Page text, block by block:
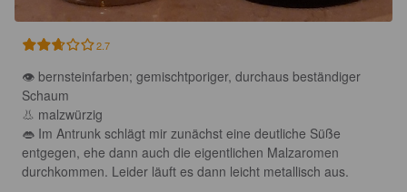
2.7
👁 bernsteinfarben; gemischtporiger, durchaus beständiger
Schaum
👃 malzwürzig
👄 Im Antrunk schlägt mir zunächst eine deutliche Süße
entgegen, ehe dann auch die eigentlichen Malzaromen
durchkommen. Leider läuft es dann leicht metallisch aus.